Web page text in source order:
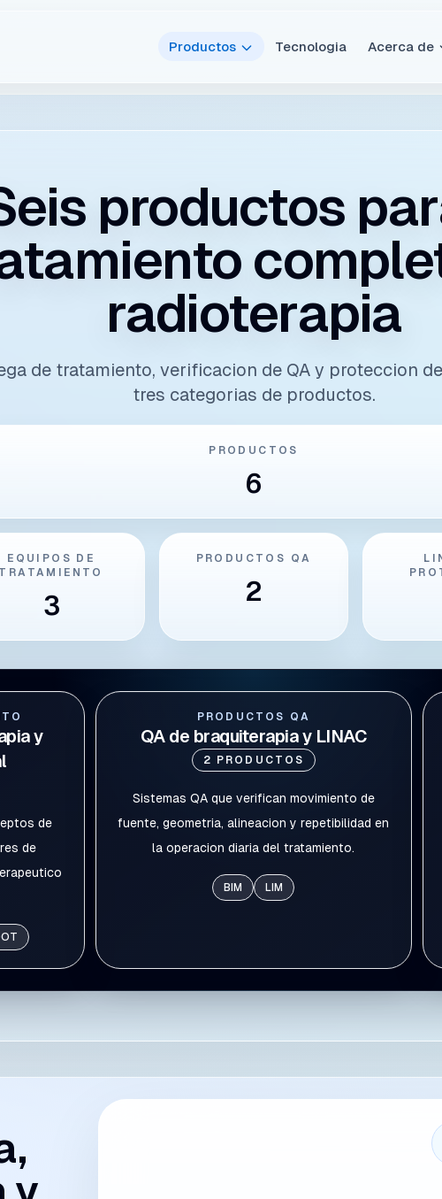
Productos Tecnologia Acerca de
productos
radioterapia
de tratamiento, verificacion de QA y proteccion
tres categorias de productos.
PRODUCTOS
6
EQUIPOS DE
TRATAMIENTO
3
PRODUCTOS QA
2
y
de
de
PRODUCTOS QA
QA de braquiterapia y LINAC
2 PRODUCTOS
Sistemas QA que verifican movimiento de
fuente, geometria, alineacion y repetibilidad en
la operacion diaria del tratamiento.
BIM LIM